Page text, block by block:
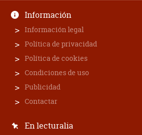
Información
Información legal
Política de privacidad
Política de cookies
Condiciones de uso
Publicidad
Contactar
En lecturalia